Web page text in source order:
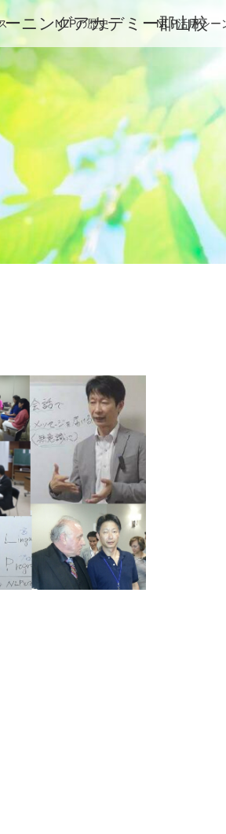
ニングアカデミー郡山校
NLPの歴史 NLP活用シー